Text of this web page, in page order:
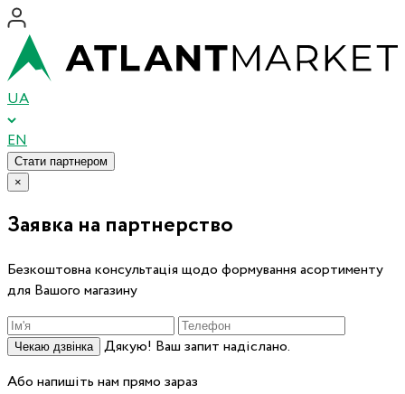
UA
EN
Стати партнером
×
Заявка на партнерство
Безкоштовна консультація щодо формування асортименту
для Вашого магазину
Чекаю дзвінка
Дякую! Ваш запит надіслано.
Або напишіть нам прямо зараз